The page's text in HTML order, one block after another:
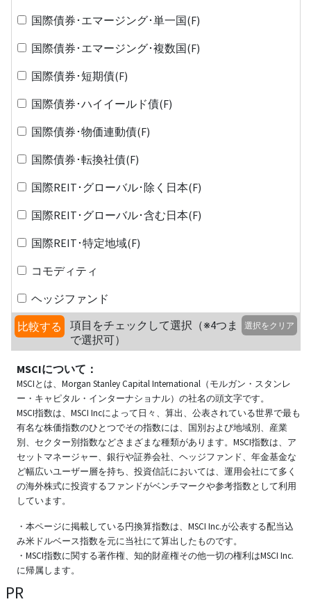
国際債券･エマージング･単一国(F)
国際債券･エマージング･複数国(F)
国際債券･短期債(F)
国際債券･ハイイールド債(F)
国際債券･物価連動債(F)
国際債券･転換社債(F)
国際REIT･グローバル･除く日本(F)
国際REIT･グローバル･含む日本(F)
国際REIT･特定地域(F)
コモディティ
ヘッジファンド
比較する
項目をチェックして選択（※4つま
で選択可）
選択をクリア
MSCIについて：
MSCIとは、Morgan Stanley Capital International（モルガン・スタンレ
ー・キャピタル・インターナショナル）の社名の頭文字です。
MSCI指数は、MSCI Incによって日々、算出、公表されている世界で最も
有名な株価指数のひとつでその指数には、国別および地域別、産業
別、セクター別指数などさまざまな種類があります。MSCI指数は、ア
セットマネージャー、銀行や証券会社、ヘッジファンド、年金基金な
ど幅広いユーザー層を持ち、投資信託においては、運用会社にて多く
の海外株式に投資するファンドがベンチマークや参考指数として利用
しています。
・本ページに掲載している円換算指数は、MSCI Inc.が公表する配当込
み米ドルベース指数を元に当社にて算出したものです。
・MSCI指数に関する著作権、知的財産権その他一切の権利はMSCI Inc.
に帰属します。
PR